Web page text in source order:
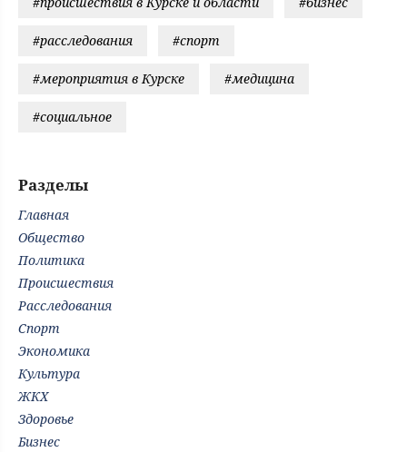
#расследования #спорт
#мероприятия в Курске #медицина
#социальное
Разделы
Главная
Общество
Политика
Происшествия
Расследования
Спорт
Экономика
Культура
ЖКХ
Здоровье
Бизнес